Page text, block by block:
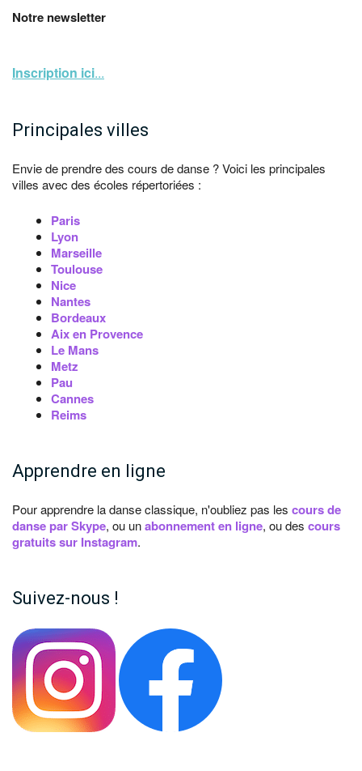
Notre newsletter
Inscription ici...
Principales villes
Envie de prendre des cours de danse ? Voici les principales
villes avec des écoles répertoriées :
Paris
Lyon
Marseille
Toulouse
Nice
Nantes
Bordeaux
Aix en Provence
Le Mans
Metz
Pau
Cannes
Reims
Apprendre en ligne
Pour apprendre la danse classique, n'oubliez pas les cours de
danse par Skype, ou unabonnement en ligne, ou des cours
gratuits sur Instagram.
Suivez-nous !